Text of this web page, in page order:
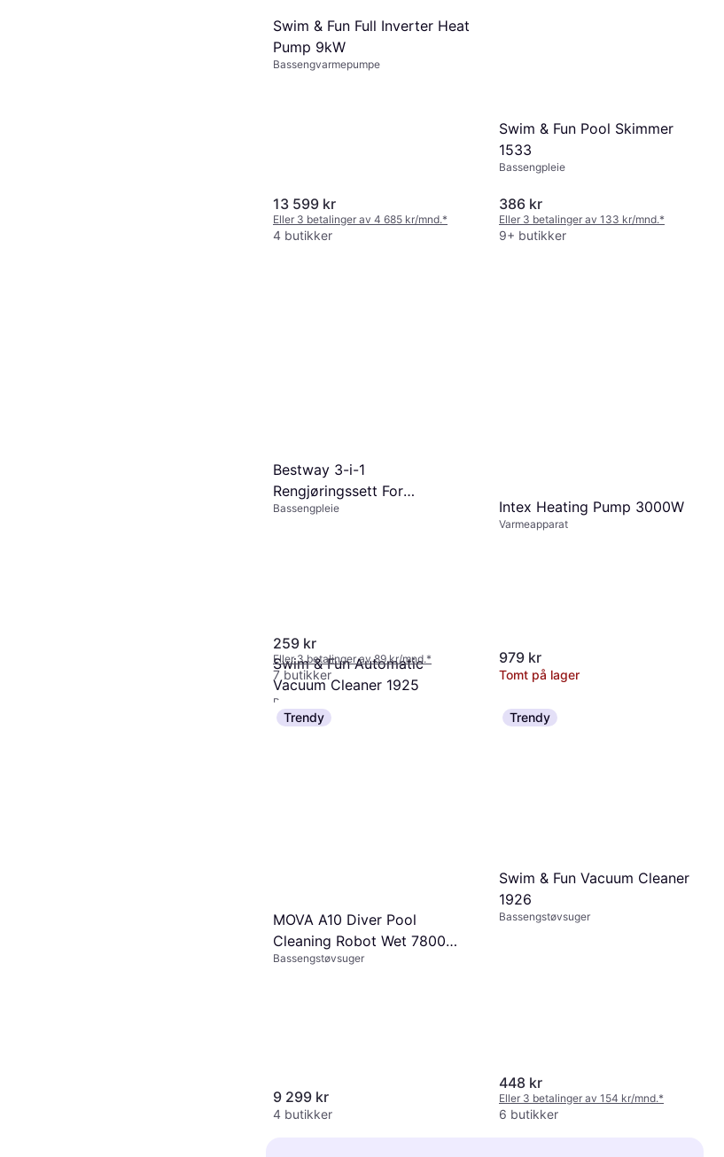
Swim & Fun Automatic
Vacuum Cleaner 1925
Bassengstøvsuger
707 kr
Swim & Fun Full Inverter Heat
Pump 9kW
Bassengvarmepumpe
13 599 kr
Eller 3 betalinger av 4 685 kr/mnd.*
4 butikker
Swim & Fun Pool Skimmer
1533
Bassengpleie
386 kr
Eller 3 betalinger av 133 kr/mnd.*
9+ butikker
Bestway 3-i-1
Rengjøringssett For
Boblebad Med Nett Børste
Bassengpleie
259 kr
Eller 3 betalinger av 89 kr/mnd.*
7 butikker
Intex Heating Pump 3000W
Varmeapparat
979 kr
Tomt på lager
Trendy
MOVA A10 Diver Pool
Cleaning Robot Wet 7800
mAh
Bassengstøvsuger
9 299 kr
4 butikker
Trendy
Swim & Fun Vacuum Cleaner
1926
Bassengstøvsuger
448 kr
Eller 3 betalinger av 154 kr/mnd.*
6 butikker